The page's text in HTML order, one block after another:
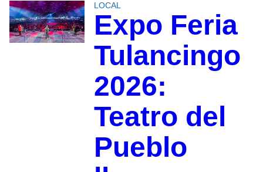
LOCAL
Expo Feria
Tulancingo
2026:
Teatro del
Pueblo